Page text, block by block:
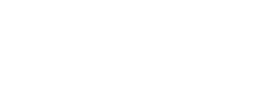
main.